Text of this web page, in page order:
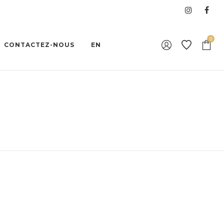
CONTACTEZ-NOUS EN
0